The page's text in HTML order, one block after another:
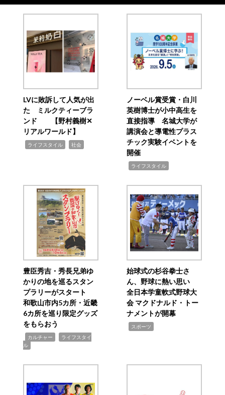
LVに敗訴して人気が出
た ミルクティーブラ
ンド 【野村義樹✕
リアルワールド】
ライフスタイル 社会
ノーベル賞受賞・白川
英樹博士が小中高生を
直接指導 名城大学が
講演会と導電性プラス
チック実験イベントを
開催
ライフスタイル
豊臣秀吉・秀長兄弟ゆ
かりの地を巡るスタン
プラリーがスタート
和歌山市内5カ所・近畿
6カ所を巡り限定グッズ
をもらおう
カルチャー
ライフスタイ
ル
始球式の杉谷拳士さ
ん、野球に熱い思い
全日本学童軟式野球大
会 マクドナルド・トー
ナメントが開幕
スポーツ